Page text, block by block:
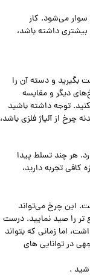
سوار می‌شود. کار
داشته باشد،
بگیرید و دسته آن را
دیگر و مقایسه
توجه داشته باشید
از آلیاژ فلزی باشد،
هر چند تسلط پیدا
تجربه دارید،
این چرخ می‌تواند
تر را صید نمایید. درست
اما زمانی که بتواند
در توانایی های
.